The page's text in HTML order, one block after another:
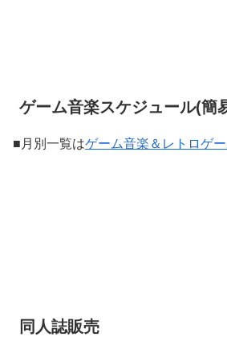
ゲーム音楽スケジュール(簡
■月別一覧はゲーム音楽＆レトロゲ
同人誌販売